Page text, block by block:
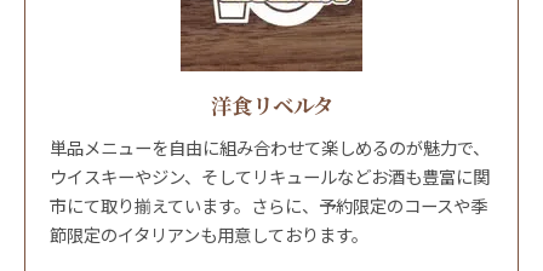
洋食リベルタ
単品メニューを自由に組み合わせて楽しめるのが魅力で、
ウイスキーやジン、そしてリキュールなどお酒も豊富に関
市にて取り揃えています。さらに、予約限定のコースや季
節限定のイタリアンも用意しております。